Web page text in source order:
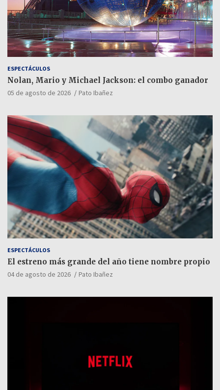
ESPECTÁCULOS
Nolan, Mario y Michael Jackson: el combo ganador
05 de agosto de 2026 Pato Ibañez
ESPECTÁCULOS
El estreno más grande del año tiene nombre propio
04 de agosto de 2026 Pato Ibañez